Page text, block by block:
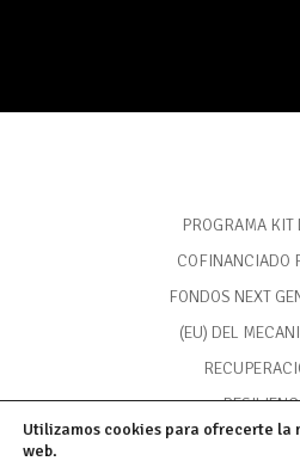
PROGRAMA KIT
COFINANCIADO
FONDOS NEXT
(EU) DEL
Utilizamos cookies para ofrecerte la
web.